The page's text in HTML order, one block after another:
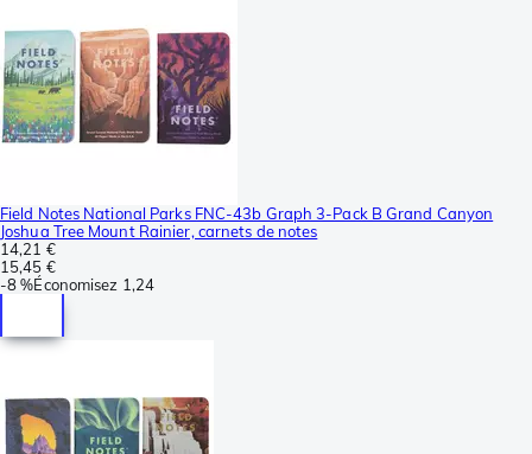
Field Notes National Parks FNC-43b Graph 3-Pack B Grand Canyon
Joshua Tree Mount Rainier, carnets de notes
14,21 €
15,45 €
-8 %Économisez 1,24